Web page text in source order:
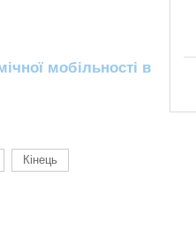
мобільності в
Кінець